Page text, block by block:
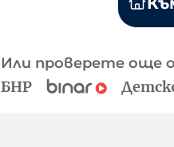
Или проверете още
БНР